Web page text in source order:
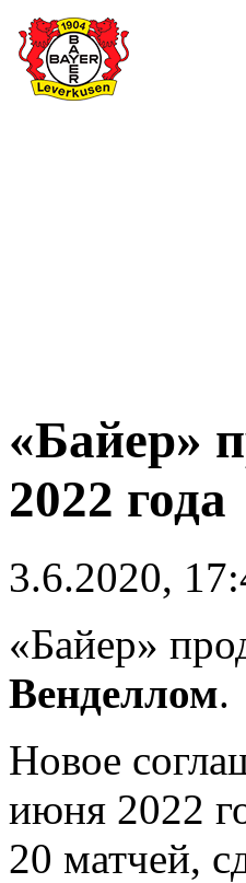
«Байер»
2022 года
3.6.2020,
«Байер»
Венделлом.
Новое
июня 2022
20 матчей,